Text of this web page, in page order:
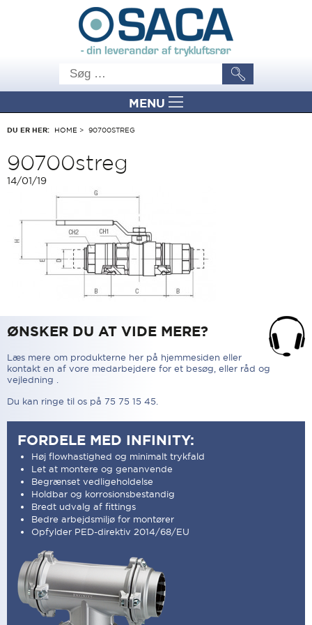
MENU
DU ER HER: HOME > 90700STREG
90700streg
14/01/19
ØNSKER DU AT VIDE MERE?
Læs mere om produkterne her på hjemmesiden eller
kontakt en af vore medarbejdere for et besøg, eller råd og
vejledning .
Du kan ringe til os på 75 75 15 45.
FORDELE MED INFINITY:
Høj flowhastighed og minimalt trykfald
Let at montere og genanvende
Begrænset vedligeholdelse
Holdbar og korrosionsbestandig
Bredt udvalg af fittings
Bedre arbejdsmiljø for montører
Opfylder PED-direktiv 2014/68/EU